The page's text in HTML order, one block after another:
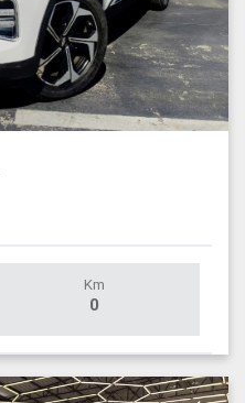
Km
0